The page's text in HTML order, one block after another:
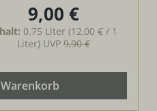
Regulärer Preis:
9,00 €
0.75 Liter (12,00 € / 1
Liter) UVP9,90 €